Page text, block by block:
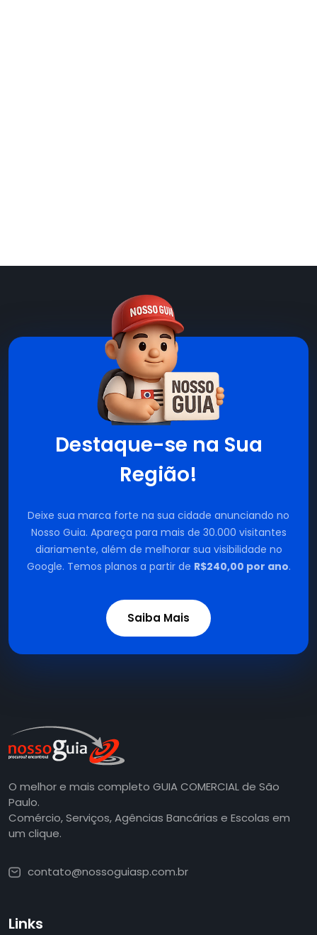
Destaque-se na Sua
Região!
Deixe sua marca forte na sua cidade anunciando no
Nosso Guia. Apareça para mais de 30.000 visitantes
diariamente, além de melhorar sua visibilidade no
Google. Temos planos a partir de R$240,00 por ano.
Saiba Mais
O melhor e mais completo GUIA COMERCIAL de São
Paulo.
Comércio, Serviços, Agências Bancárias e Escolas em
um clique.
contato@nossoguiasp.com.br
Links